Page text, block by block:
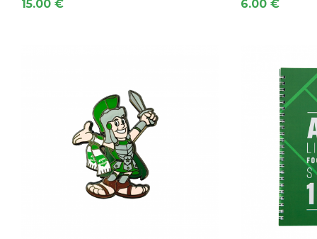
15.00 € 6.00 €